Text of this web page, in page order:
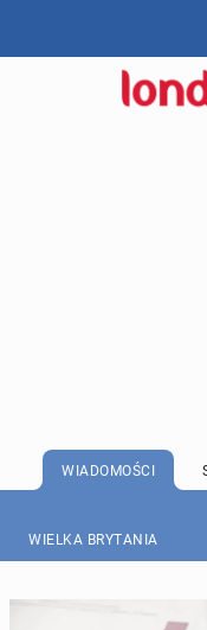
WIADOMOŚCI
WIELKA BRYTANIA